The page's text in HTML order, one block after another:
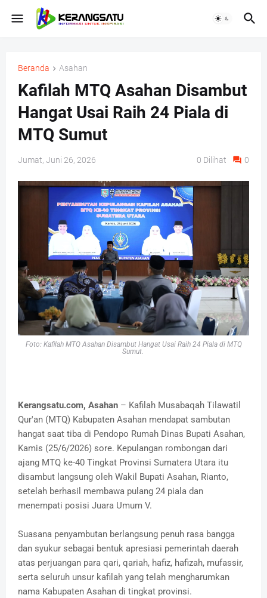
Beranda Asahan
Kafilah MTQ Asahan Disambut
Hangat Usai Raih 24 Piala di
MTQ Sumut
Jumat, Juni 26, 2026 0 Dilihat 0
Foto: Kafilah MTQ Asahan Disambut Hangat Usai Raih 24 Piala di MTQ
Sumut.
Kerangsatu.com, Asahan – Kafilah Musabaqah Tilawatil
Qur'an (MTQ) Kabupaten Asahan mendapat sambutan
hangat saat tiba di Pendopo Rumah Dinas Bupati Asahan,
Kamis (25/6/2026) sore. Kepulangan rombongan dari
ajang MTQ ke-40 Tingkat Provinsi Sumatera Utara itu
disambut langsung oleh Wakil Bupati Asahan, Rianto,
setelah berhasil membawa pulang 24 piala dan
menempati posisi Juara Umum V.
Suasana penyambutan berlangsung penuh rasa bangga
dan syukur sebagai bentuk apresiasi pemerintah daerah
atas perjuangan para qari, qariah, hafiz, hafizah, mufassir,
serta seluruh unsur kafilah yang telah mengharumkan
nama Kabupaten Asahan di tingkat provinsi.